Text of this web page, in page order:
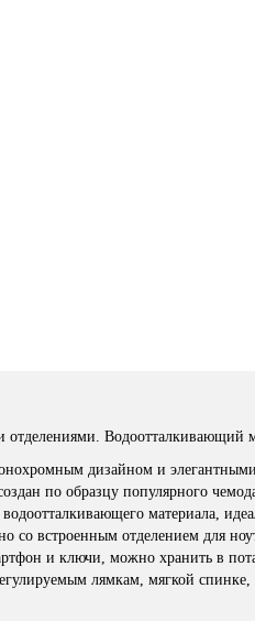
отделениями. Водоотталкивающий
дизайном и
по образцу популярного
материала,
со встроенным отделением для
и ключи, можно хранить в
лямкам, мягкой